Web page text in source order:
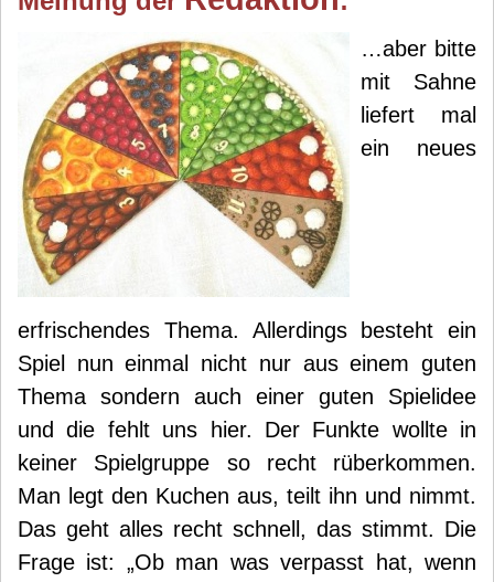
…aber bitte
mit Sahne
liefert mal
ein neues
erfrischendes Thema. Allerdings besteht ein
Spiel nun einmal nicht nur aus einem guten
Thema sondern auch einer guten Spielidee
und die fehlt uns hier. Der Funkte wollte in
keiner Spielgruppe so recht rüberkommen.
Man legt den Kuchen aus, teilt ihn und nimmt.
Das geht alles recht schnell, das stimmt. Die
Frage ist: „Ob man was verpasst hat, wenn